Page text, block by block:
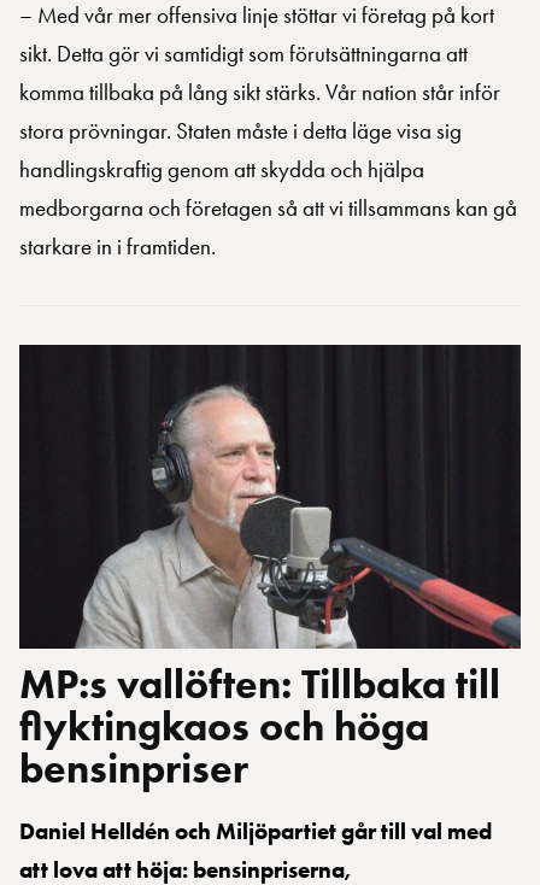
– Med vår mer offensiva linje stöttar vi företag på kort
sikt. Detta gör vi samtidigt som förutsättningarna att
komma tillbaka på lång sikt stärks. Vår nation står inför
stora prövningar. Staten måste i detta läge visa sig
handlingskraftig genom att skydda och hjälpa
medborgarna och företagen så att vi tillsammans kan gå
starkare in i framtiden.
MP:s vallöften: Tillbaka till
flyktingkaos och höga
bensinpriser
Daniel Helldén och Miljöpartiet går till val med
att lova att höja: bensinpriserna,